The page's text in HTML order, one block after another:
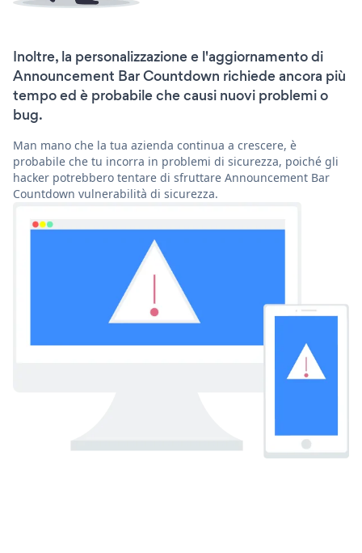
Inoltre, la personalizzazione e l'aggiornamento di
Announcement Bar Countdown richiede ancora più
tempo ed è probabile che causi nuovi problemi o
bug.
Man mano che la tua azienda continua a crescere, è
probabile che tu incorra in problemi di sicurezza, poiché gli
hacker potrebbero tentare di sfruttare Announcement Bar
Countdown vulnerabilità di sicurezza.